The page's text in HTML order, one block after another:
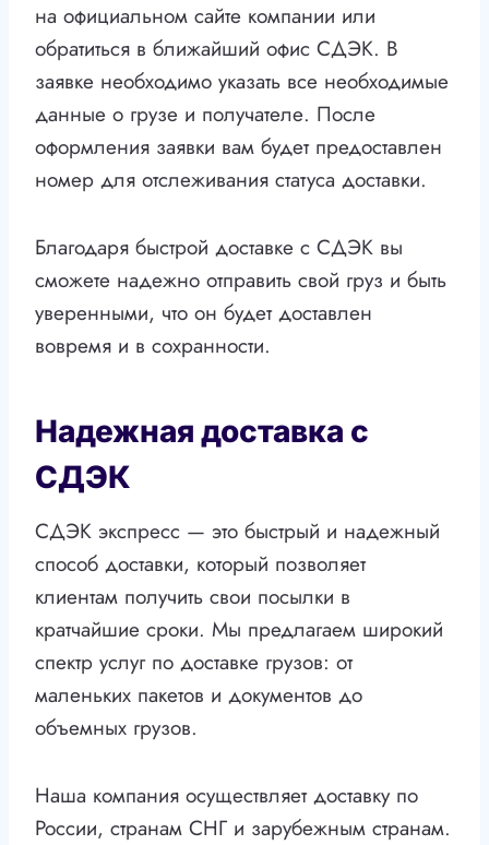
на официальном сайте компании или
обратиться в ближайший офис СДЭК. В
заявке необходимо указать все необходимые
данные о грузе и получателе. После
оформления заявки вам будет предоставлен
номер для отслеживания статуса доставки.
Благодаря быстрой доставке с СДЭК вы
сможете надежно отправить свой груз и быть
уверенными, что он будет доставлен
вовремя и в сохранности.
Надежная доставка с
СДЭК
СДЭК экспресс — это быстрый и надежный
способ доставки, который позволяет
клиентам получить свои посылки в
кратчайшие сроки. Мы предлагаем широкий
спектр услуг по доставке грузов: от
маленьких пакетов и документов до
объемных грузов.
Наша компания осуществляет доставку по
России, странам СНГ и зарубежным странам.